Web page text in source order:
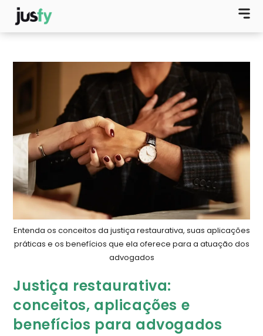
Entenda os conceitos da justiça restaurativa, suas aplicações
práticas e os benefícios que ela oferece para a atuação dos
advogados
Justiça restaurativa:
conceitos, aplicações e
benefícios para advogados